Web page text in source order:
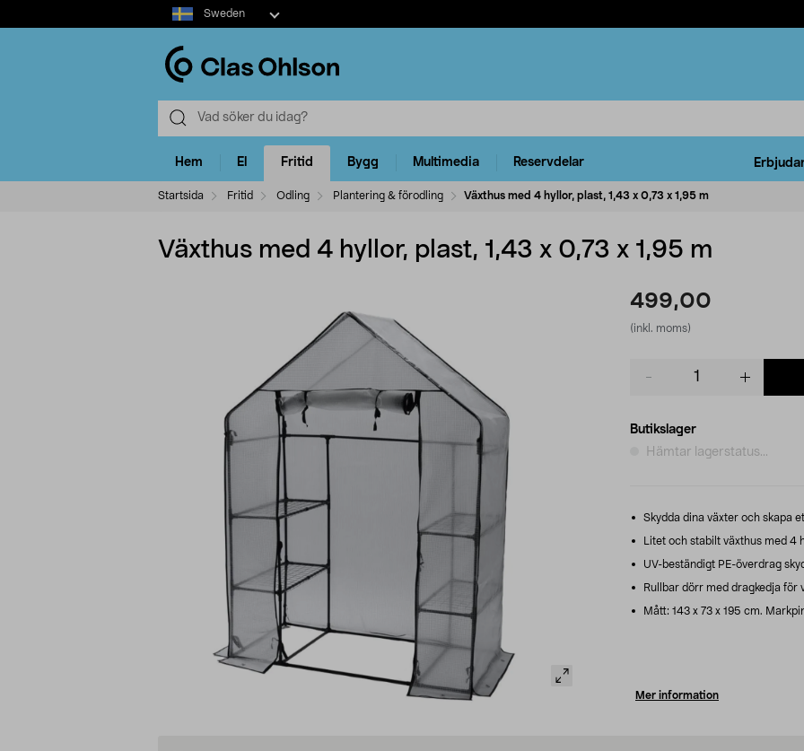
Select
market
Sweden
Hem El Fritid Bygg Multimedia Reservdelar
Startsida Fritid Odling Plantering & förodling Växthus med 4 hyllor, plast, 1,43 x 0,73 x 1,95 m
Växthus med 4 hyllor, plast, 1,43 x 0,73 x 1,95 m
499,00
(inkl. moms)
Butikslager
Hämtar lagerstatus...
Skydda dina växter och skapa
Litet och stabilt växthus med 4
UV-beständigt PE-överdrag
Rullbar dörr med dragkedja för
Mått: 143 x 73 x 195 cm.
Mer information